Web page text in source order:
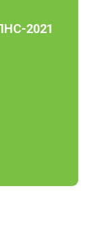
2021